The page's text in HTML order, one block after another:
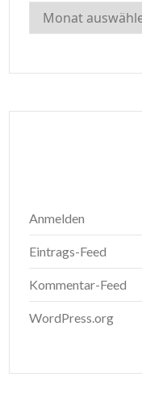
Archiv
Anmelden
Eintrags-Feed
Kommentar-Feed
WordPress.org